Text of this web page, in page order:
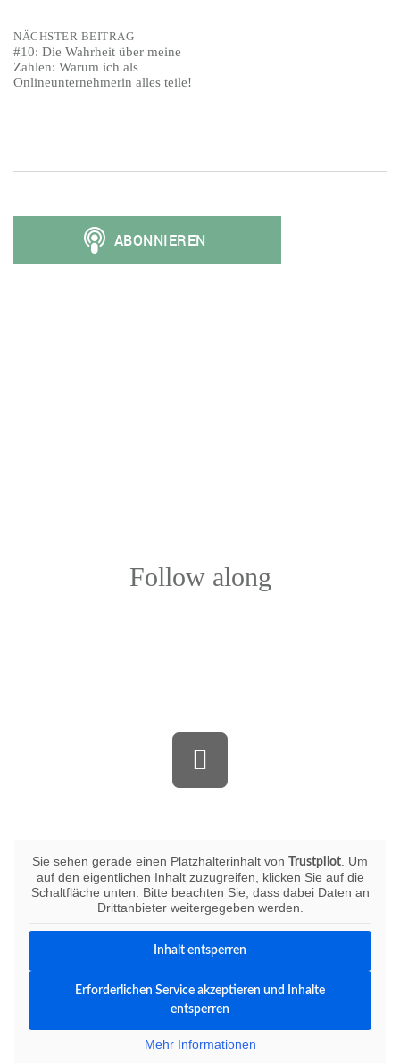
NÄCHSTER BEITRAG
#10: Die Wahrheit über meine
Zahlen: Warum ich als
Onlineunternehmerin alles teile!
Follow along
Sie sehen gerade einen Platzhalterinhalt von Trustpilot . Um
auf den eigentlichen Inhalt zuzugreifen, klicken Sie auf die
Schaltfläche unten. Bitte beachten Sie, dass dabei Daten an
Drittanbieter weitergegeben werden.
Inhalt entsperren
Erforderlichen Service akzeptieren und Inhalte
entsperren
Mehr Informationen